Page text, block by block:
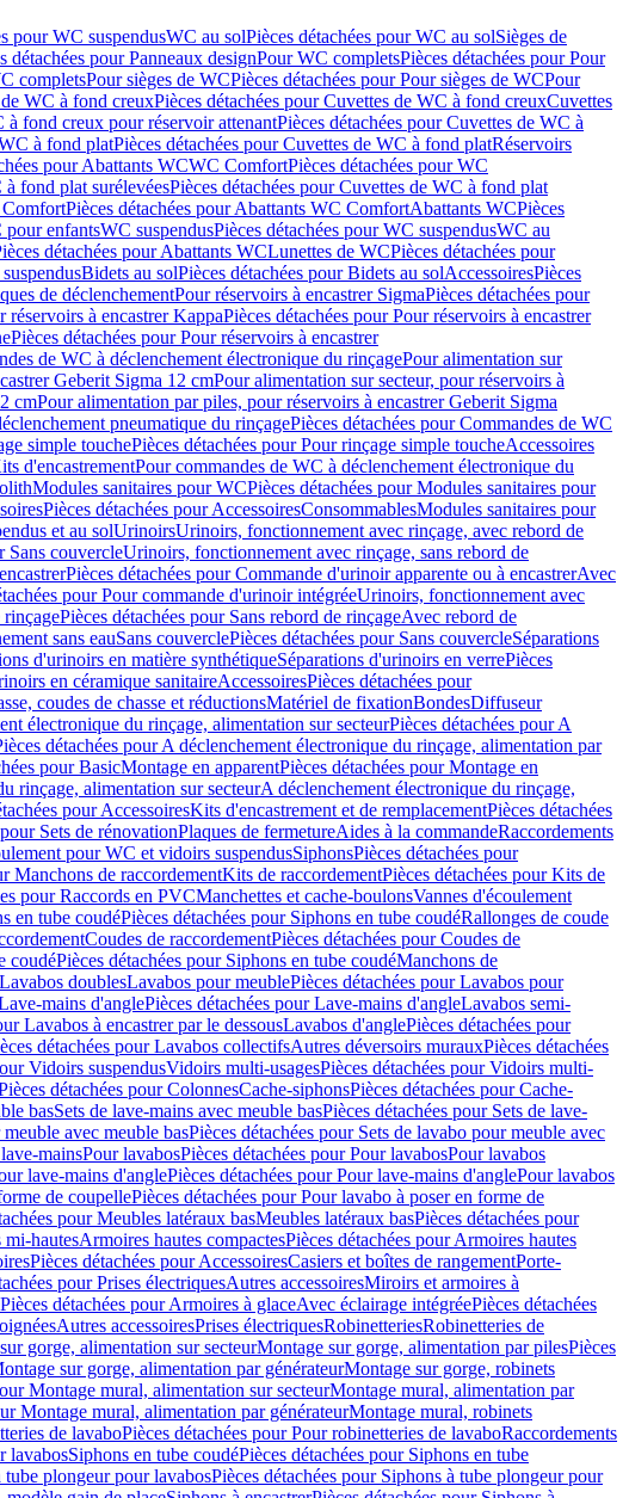
pour WC suspendusWC au solPièces détachées pour WC au solSièges de
détachées pour Panneaux designPour WC completsPièces détachées pour Pour
completsPour sièges de WCPièces détachées pour Pour sièges de WCPour
WC à fond creuxPièces détachées pour Cuvettes de WC à fond creuxCuvettes
à fond creux pour réservoir attenantPièces détachées pour Cuvettes de WC à
à fond platPièces détachées pour Cuvettes de WC à fond platRéservoirs
pour Abattants WCWC ComfortPièces détachées pour WC
fond plat surélevéesPièces détachées pour Cuvettes de WC à fond plat
Pièces détachées pour Abattants WC ComfortAbattants WCPièces
pour enfantsWC suspendusPièces détachées pour WC suspendusWC au
détachées pour Abattants WCLunettes de WCPièces détachées pour
Bidets au solPièces détachées pour Bidets au solAccessoiresPièces
de déclenchementPour réservoirs à encastrer SigmaPièces détachées pour
réservoirs à encastrer KappaPièces détachées pour Pour réservoirs à encastrer
Pièces détachées pour Pour réservoirs à encastrer
de WC à déclenchement électronique du rinçagePour alimentation sur
Geberit Sigma 12 cmPour alimentation sur secteur, pour réservoirs à
cmPour alimentation par piles, pour réservoirs à encastrer Geberit Sigma
pneumatique du rinçagePièces détachées pour Commandes de WC
simple touchePièces détachées pour Pour rinçage simple toucheAccessoires
d'encastrementPour commandes de WC à déclenchement électronique du
Modules sanitaires pour WCPièces détachées pour Modules sanitaires pour
Pièces détachées pour AccessoiresConsommablesModules sanitaires pour
et au solUrinoirsUrinoirs, fonctionnement avec rinçage, avec rebord de
Sans couvercleUrinoirs, fonctionnement avec rinçage, sans rebord de
Pièces détachées pour Commande d'urinoir apparente ou à encastrerAvec
pour Pour commande d'urinoir intégréeUrinoirs, fonctionnement avec
rinçagePièces détachées pour Sans rebord de rinçageAvec rebord de
sans eauSans couverclePièces détachées pour Sans couvercleSéparations
d'urinoirs en matière synthétiqueSéparations d'urinoirs en verrePièces
en céramique sanitaireAccessoiresPièces détachées pour
coudes de chasse et réductionsMatériel de fixationBondesDiffuseur
électronique du rinçage, alimentation sur secteurPièces détachées pour A
détachées pour A déclenchement électronique du rinçage, alimentation par
pour BasicMontage en apparentPièces détachées pour Montage en
rinçage, alimentation sur secteurA déclenchement électronique du rinçage,
pour AccessoiresKits d'encastrement et de remplacementPièces détachées
Sets de rénovationPlaques de fermetureAides à la commandeRaccordements
pour WC et vidoirs suspendusSiphonsPièces détachées pour
Manchons de raccordementKits de raccordementPièces détachées pour Kits de
pour Raccords en PVCManchettes et cache-boulonsVannes d'écoulement
en tube coudéPièces détachées pour Siphons en tube coudéRallonges de coude
Coudes de raccordementPièces détachées pour Coudes de
coudéPièces détachées pour Siphons en tube coudéManchons de
Lavabos doublesLavabos pour meublePièces détachées pour Lavabos pour
mains d'anglePièces détachées pour Lave-mains d'angleLavabos semi-
Lavabos à encastrer par le dessousLavabos d'anglePièces détachées pour
détachées pour Lavabos collectifsAutres déversoirs murauxPièces détachées
Vidoirs suspendusVidoirs multi-usagesPièces détachées pour Vidoirs multi-
détachées pour ColonnesCache-siphonsPièces détachées pour Cache-
basSets de lave-mains avec meuble basPièces détachées pour Sets de lave-
avec meuble basPièces détachées pour Sets de lavabo pour meuble avec
mainsPour lavabosPièces détachées pour Pour lavabosPour lavabos
lave-mains d'anglePièces détachées pour Pour lave-mains d'anglePour lavabos
de coupellePièces détachées pour Pour lavabo à poser en forme de
pour Meubles latéraux basMeubles latéraux basPièces détachées pour
mi-hautesArmoires hautes compactesPièces détachées pour Armoires hautes
Pièces détachées pour AccessoiresCasiers et boîtes de rangementPorte-
pour Prises électriquesAutres accessoiresMiroirs et armoires à
Pièces détachées pour Armoires à glaceAvec éclairage intégréePièces détachées
Autres accessoiresPrises électriquesRobinetteriesRobinetteries de
gorge, alimentation sur secteurMontage sur gorge, alimentation par pilesPièces
sur gorge, alimentation par générateurMontage sur gorge, robinets
Montage mural, alimentation sur secteurMontage mural, alimentation par
Montage mural, alimentation par générateurMontage mural, robinets
de lavaboPièces détachées pour Pour robinetteries de lavaboRaccordements
lavabosSiphons en tube coudéPièces détachées pour Siphons en tube
tube plongeur pour lavabosPièces détachées pour Siphons à tube plongeur pour